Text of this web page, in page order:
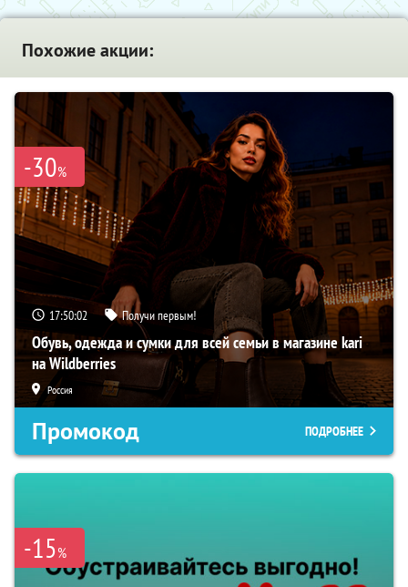
Похожие акции:
-30%
17:50:01 Получи первым!
Обувь, одежда и сумки для всей семьи в магазине kari
на Wildberries
Россия
Промокод ПОДРОБНЕЕ
-15%